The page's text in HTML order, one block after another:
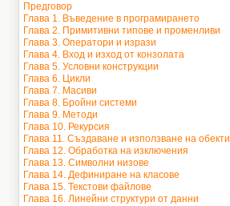
Предговор
Глава 1. Въведение в програмирането
Глава 2. Примитивни типове и променливи
Глава 3. Оператори и изрази
Глава 4. Вход и изход от конзолата
Глава 5. Условни конструкции
Глава 6. Цикли
Глава 7. Масиви
Глава 8. Бройни системи
Глава 9. Методи
Глава 10. Рекурсия
Глава 11. Създаване и използване на обекти
Глава 12. Обработка на изключения
Глава 13. Символни низове
Глава 14. Дефиниране на класове
Глава 15. Текстови файлове
Глава 16. Линейни структури от данни